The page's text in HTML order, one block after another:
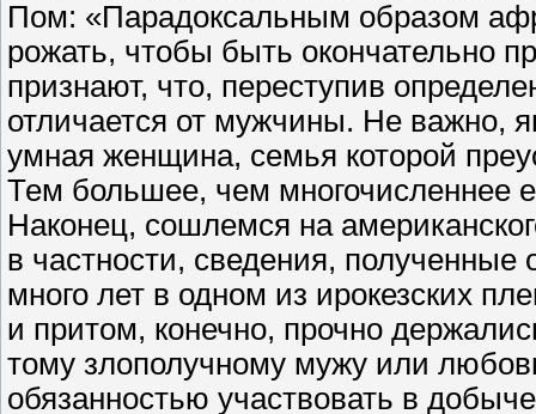
Пом: «Парадоксальным образом
рожать, чтобы быть окончательно
признают, что, переступив
отличается от мужчины. Не важно,
умная женщина, семья которой
Тем большее, чем многочисленнее
Наконец, сошлемся на
в частности, сведения,
много лет в одном из ирокезских
и притом, конечно, прочно
тому злополучному мужу или
обязанностью участвовать в